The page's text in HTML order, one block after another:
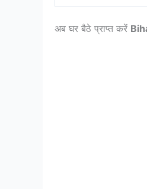
अब घर बैठे प्राप्त करें